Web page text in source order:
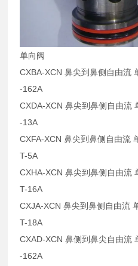
单向阀
CXBA-XCN 鼻尖到鼻侧自由流
-162A
CXDA-XCN 鼻尖到鼻侧自由流
-13A
CXFA-XCN 鼻尖到鼻侧自由流
T-5A
CXHA-XCN 鼻尖到鼻侧自由流
T-16A
CXJA-XCN 鼻尖到鼻侧自由流
T-18A
CXAD-XCN 鼻侧到鼻尖自由流
-162A